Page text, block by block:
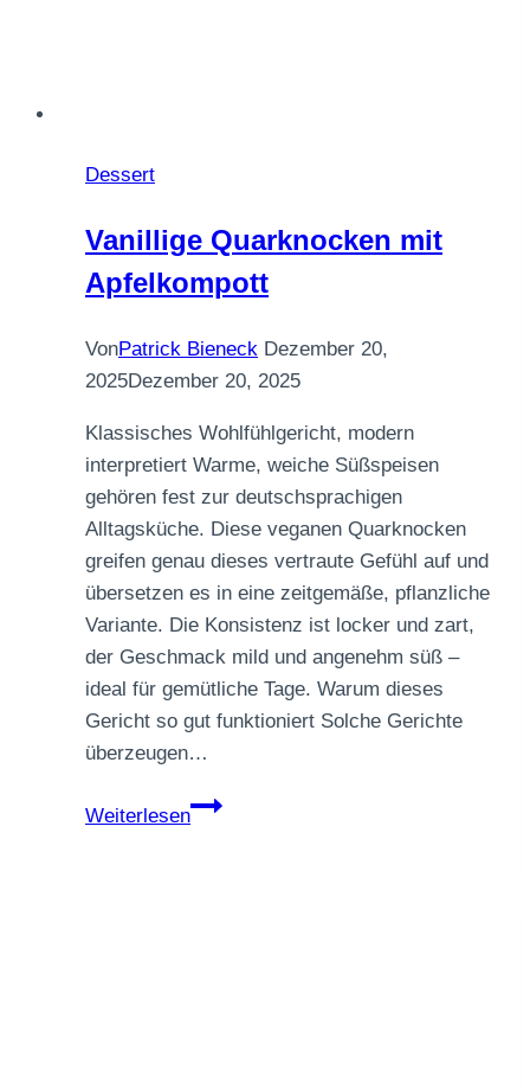
Dessert
Vanillige Quarknocken mit
Apfelkompott
VonPatrick Bieneck Dezember 20,
2025Dezember 20, 2025
Klassisches Wohlfühlgericht, modern
interpretiert Warme, weiche Süßspeisen
gehören fest zur deutschsprachigen
Alltagsküche. Diese veganen Quarknocken
greifen genau dieses vertraute Gefühl auf und
übersetzen es in eine zeitgemäße, pflanzliche
Variante. Die Konsistenz ist locker und zart,
der Geschmack mild und angenehm süß –
ideal für gemütliche Tage. Warum dieses
Gericht so gut funktioniert Solche Gerichte
überzeugen…
Weiterlesen
Vanillige